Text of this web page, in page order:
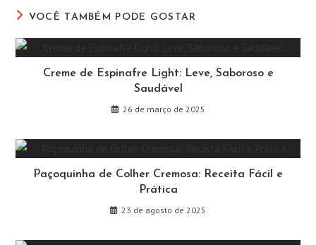
VOCÊ TAMBÉM PODE GOSTAR
Creme de Espinafre Light: Leve, Saboroso e
Saudável
26 de março de 2025
Paçoquinha de Colher Cremosa: Receita Fácil e
Prática
23 de agosto de 2025